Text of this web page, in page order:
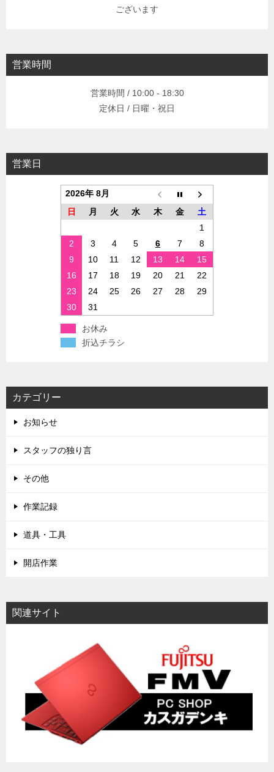
ございます
営業時間
営業時間 / 10:00 - 18:30
定休日 / 日曜・祝日
営業日
2026年 8月
日
月 火 水 木 金
土
1
2
3 4 5 6 7
8
9
10 11 12 13 14
15
16
17 18 19 20 21
22
23
24 25 26 27 28
29
30
31
お休み
折込チラシ
カテゴリー
お知らせ
スタッフの独り言
その他
作業記録
道具・工具
開店作業
関連サイト